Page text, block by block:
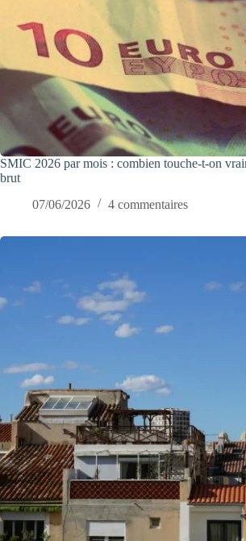
SMIC 2026 par mois : combien touche-t-on
brut
07/06/2026
4 commentaires